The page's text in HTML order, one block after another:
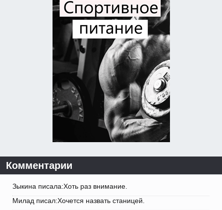
Комментарии
Зыкина писала:Хоть раз внимание.
Милад писал:Хочется назвать станицей.